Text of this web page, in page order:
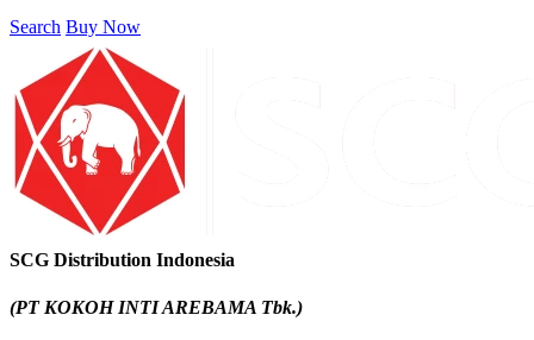
Search Buy Now
SCG Distribution Indonesia
(PT KOKOH INTI AREBAMA Tbk.)